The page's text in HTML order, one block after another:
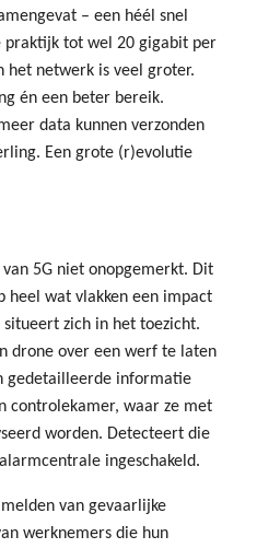
– een héél snel
praktijk tot wel 20 gigabit per
het netwerk is veel groter.
én een beter bereik.
data kunnen verzonden
Een grote (r)evolutie
5G niet onopgemerkt. Dit
heel wat vlakken een impact
situeert zich in het toezicht.
drone over een werf te laten
gedetailleerde informatie
controlekamer, waar ze met
worden. Detecteert die
ingeschakeld.
van gevaarlijke
werknemers die hun